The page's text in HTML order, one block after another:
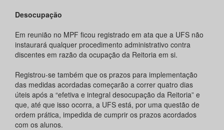
Desocupação
Em reunião no MPF ficou registrado em ata que a UFS não
instaurará qualquer procedimento administrativo contra
discentes em razão da ocupação da Reitoria em si.
Registrou-se também que os prazos para implementação
das medidas acordadas começarão a correr quatro dias
úteis após a “efetiva e integral desocupação da Reitoria” e
que, até que isso ocorra, a UFS está, por uma questão de
ordem prática, impedida de cumprir os prazos acordados
com os alunos.